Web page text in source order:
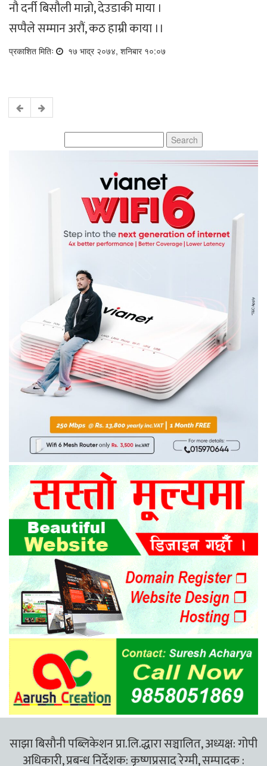
नौ दर्नी बिसौली मान्नो, देउडाकी माया ।
सप्पैले सम्मान अरौं, कठ हाम्री काया ।।
प्रकाशित मितिः १७ भाद्र २०७४, शनिबार १०:०७
for:
साझा बिसौनी पब्लिकेशन प्रा.लि.द्धारा सञ्चालित, अध्यक्ष: गोपी
अधिकारी, प्रबन्ध निर्देशक: कृष्णप्रसाद रेग्मी, सम्पादक :